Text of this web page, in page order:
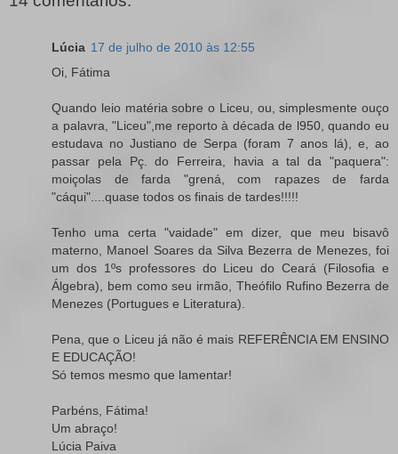
Lúcia 17 de julho de 2010 às 12:55
Oi, Fátima
Quando leio matéria sobre o Liceu, ou, simplesmente ouço
a palavra, "Liceu",me reporto à década de l950, quando eu
estudava no Justiano de Serpa (foram 7 anos lá), e, ao
passar pela Pç. do Ferreira, havia a tal da "paquera":
moiçolas de farda "grená, com rapazes de farda
"cáqui"....quase todos os finais de tardes!!!!!
Tenho uma certa "vaidade" em dizer, que meu bisavô
materno, Manoel Soares da Silva Bezerra de Menezes, foi
um dos 1ºs professores do Liceu do Ceará (Filosofia e
Álgebra), bem como seu irmão, Theófilo Rufino Bezerra de
Menezes (Portugues e Literatura).
Pena, que o Liceu já não é mais REFERÊNCIA EM ENSINO
E EDUCAÇÃO!
Só temos mesmo que lamentar!
Parbéns, Fátima!
Um abraço!
Lúcia Paiva